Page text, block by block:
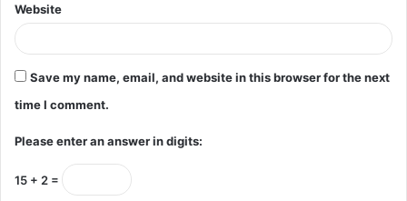
Website
Save my name, email, and website in this browser for the next
time I comment.
Please enter an answer in digits:
15 + 2 =